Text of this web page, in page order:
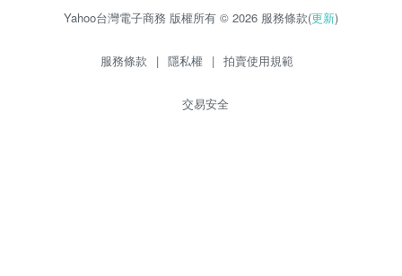
Yahoo台灣電子商務 版權所有 © 2026 服務條款(更新)
服務條款 | 隱私權 | 拍賣使用規範
交易安全